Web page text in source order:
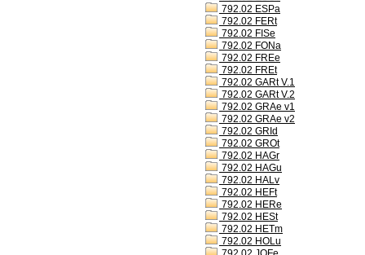
792.02 ESPa
792.02 FERt
792.02 FISe
792.02 FONa
792.02 FREe
792.02 FREt
792.02 GARt V.1
792.02 GARt V.2
792.02 GRAe v1
792.02 GRAe v2
792.02 GRId
792.02 GROt
792.02 HAGr
792.02 HAGu
792.02 HALv
792.02 HEFt
792.02 HERe
792.02 HESt
792.02 HETm
792.02 HOLu